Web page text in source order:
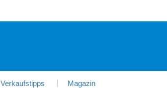
Verkaufstipps Magazin